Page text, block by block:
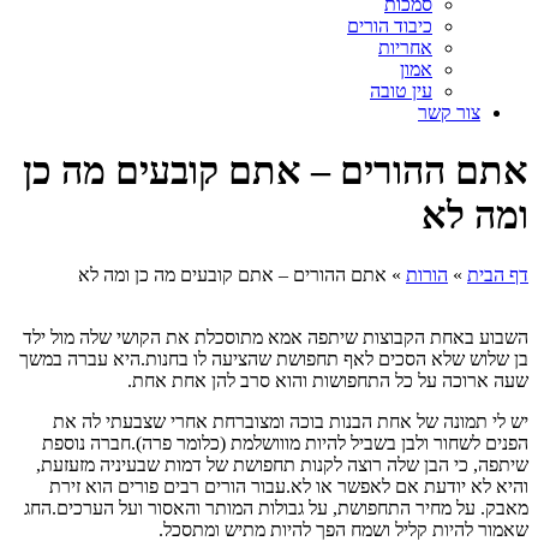
סמכות
כיבוד הורים
אחריות
אמון
עין טובה
צור קשר
אתם ההורים – אתם קובעים מה כן
ומה לא
דף הבית » הורות » אתם ההורים – אתם קובעים מה כן ומה לא
השבוע באחת הקבוצות שיתפה אמא מתוסכלת את הקושי שלה מול ילד
בן שלוש שלא הסכים לאף תחפושת שהציעה לו בחנות.היא עברה במשך
שעה ארוכה על כל התחפושות והוא סרב להן אחת אחת.
יש לי תמונה של אחת הבנות בוכה ומצוברחת אחרי שצבעתי לה את
הפנים לשחור ולבן בשביל להיות מווושלמת (כלומר פרה).חברה נוספת
שיתפה, כי הבן שלה רוצה לקנות תחפושת של דמות שבעיניה מזעזעת,
והיא לא יודעת אם לאפשר או לא.עבור הורים רבים פורים הוא זירת
מאבק. על מחיר התחפושת, על גבולות המותר והאסור ועל הערכים.החג
שאמור להיות קליל ושמח הפך להיות מתיש ומתסכל.